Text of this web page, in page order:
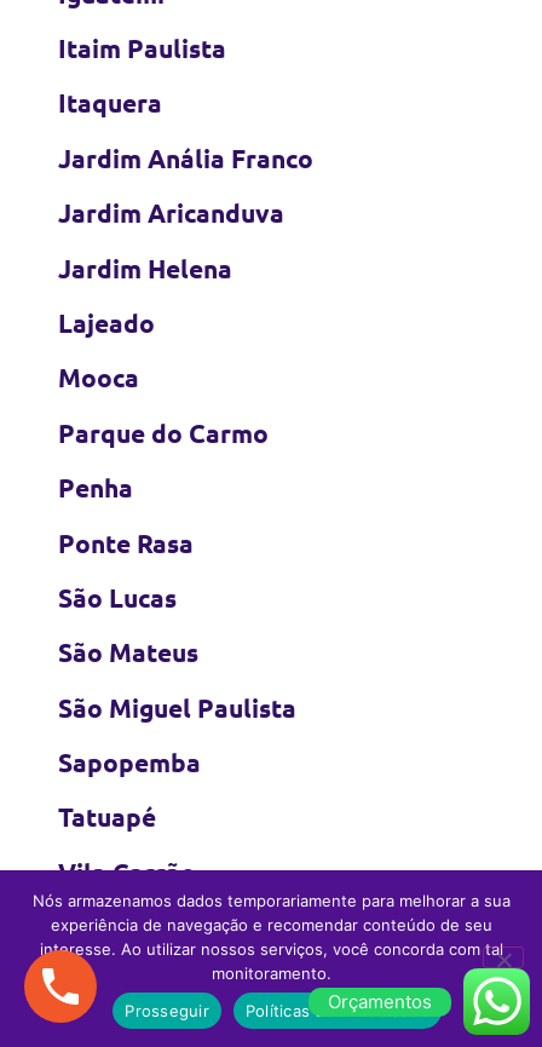
Itaim Paulista
Itaquera
Jardim Anália Franco
Jardim Aricanduva
Jardim Helena
Lajeado
Mooca
Parque do Carmo
Penha
Ponte Rasa
São Lucas
São Mateus
São Miguel Paulista
Sapopemba
Tatuapé
Vila Carrão
Vila Curuça
Vila Formosa
Vila Jacuí
Orçamentos
Nós armazenamos dados temporariamente para melhorar a sua
experiência de navegação e recomendar conteúdo de seu
interesse. Ao utilizar nossos serviços, você concorda com tal
monitoramento.
Prosseguir
Políticas de Privacidade